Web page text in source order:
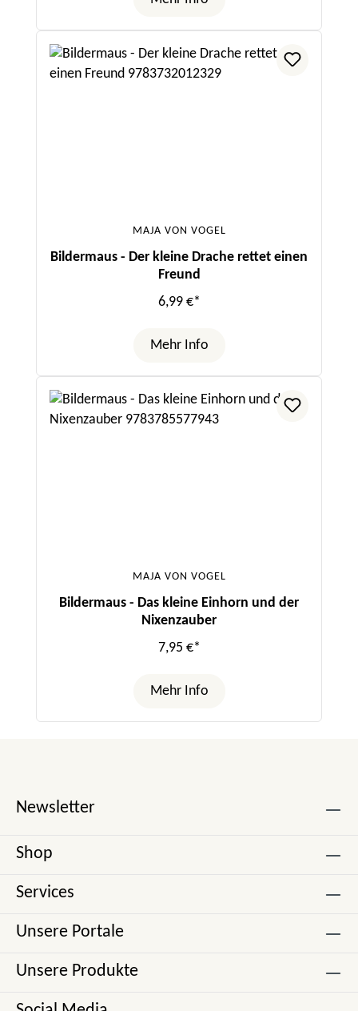
MAJA VON VOGEL
Bildermaus - Der kleine Drache rettet einen
Freund
6,99 €*
Mehr Info
MAJA VON VOGEL
Bildermaus - Das kleine Einhorn und der
Nixenzauber
7,95 €*
Mehr Info
Newsletter
Shop
Services
Unsere Portale
Unsere Produkte